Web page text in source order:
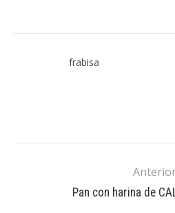
frabisa
Pan con harina de